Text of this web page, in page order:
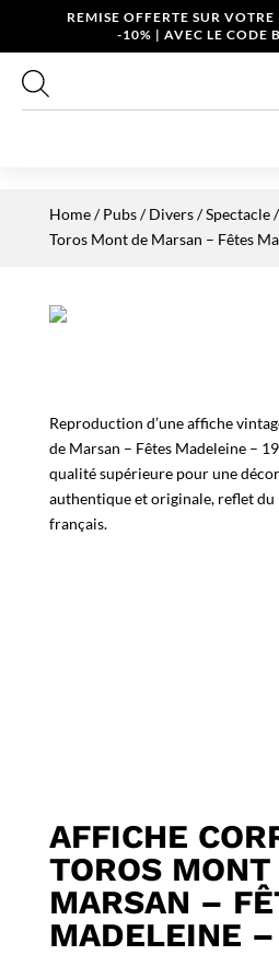
REMISE OFFERTE SUR
-10% | AVEC LE CODE
Home/Pubs / Divers/Spectacle/
Toros Mont de Marsan – Fêtes
Reproduction d’une affiche
de Marsan – Fêtes Madeleine –
qualité supérieure pour une
authentique et originale, reflet
français.
AFFICHE
TOROS MONT
MARSAN –
MADELEINE